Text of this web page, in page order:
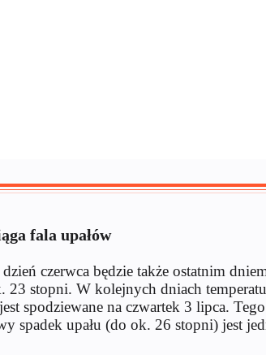
fala upałów
czerwca będzie także ostatnim
stopni. W kolejnych dniach
spodziewane na czwartek 3 lipca.
spadek upału (do ok. 26 stopni) jest